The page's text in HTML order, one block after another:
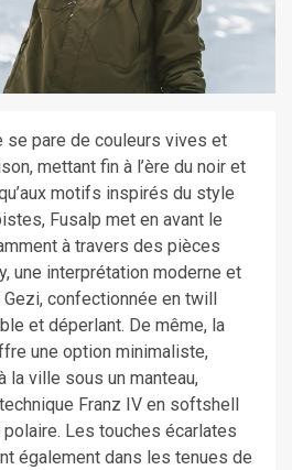
se pare de couleurs vives et
mettant fin à l’ère du noir et
motifs inspirés du style
Fusalp met en avant le
à travers des pièces
une interprétation moderne et
confectionnée en twill
et déperlant. De même, la
une option minimaliste,
la ville sous un manteau,
Franz IV en softshell
Les touches écarlates
également dans les tenues de